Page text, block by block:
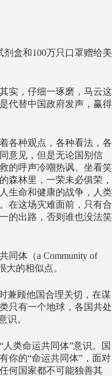
盒和100万只口罩赠给美
实，仔细一琢磨，马云这
代替中国政府发声，赢得
各种观点，各种看法，各
意见，但是无论国别信
的呼声冷嘲热讽、坐看笑
森林里，一荣未必俱荣，
生命和健康的战争，人类
在这场灾难面前，只有合
的出路，否则谁也没法笑
同体（a Community of
大的相似点。
兼顾他国合理关切，在谋
只有一个地球，各国共处
识。
类命运共同体”意识。国
你的“命运共同体”，面对
何国家都不可能独善其